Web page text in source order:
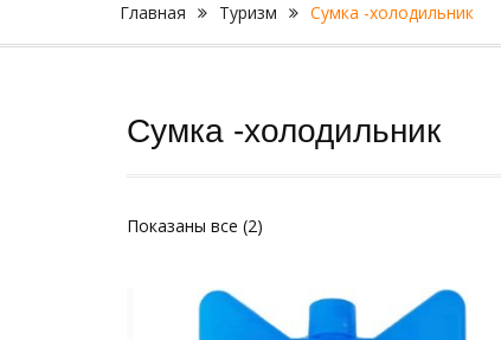
Главная Туризм Сумка -холодильник
Сумка -холодильник
Показаны все (2)